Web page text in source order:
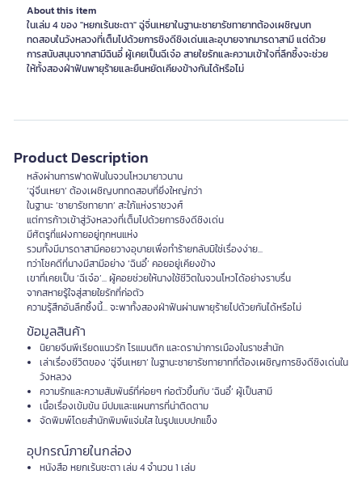
About this item
ในเล่ม 4 ของ "หยกเร้นชะตา" ฉู่จิ่นเหยาในฐานะชายารัชทายาทต้องเผชิญบท
ทดสอบในวังหลวงที่เต็มไปด้วยการชิงดีชิงเด่นและอุบายจากมารดาสามี แต่ด้วย
การสนับสนุนจากสามีฉินอี๋ ผู้เคยเป็นฉีเจ๋อ สายใยรักและความเข้าใจที่ลึกซึ้งจะช่วย
ให้ทั้งสองฝ่าฟันพายุร้ายและยืนหยัดเคียงข้างกันได้หรือไม่
Product Description
หลังผ่านการฟาดฟันในจวนโหวมายาวนาน
‘ฉู่จิ่นเหยา’ ต้องเผชิญบททดสอบที่ยิ่งใหญ่กว่า
ในฐานะ ‘ชายารัชทายาท’ สะใภ้แห่งราชวงศ์
แต่การก้าวเข้าสู่วังหลวงที่เต็มไปด้วยการชิงดีชิงเด่น
มีศัตรูที่แฝงกายอยู่ทุกหนแห่ง
รวมทั้งมีมารดาสามีคอยวางอุบายเพื่อทำร้ายกลับมิใช่เรื่องง่าย...
ทว่าโชคดีที่นางมีสามีอย่าง ‘ฉินอี๋’ คอยอยู่เคียงข้าง
เขาที่เคยเป็น ‘ฉีเจ๋อ’... ผู้คอยช่วยให้นางใช้ชีวิตในจวนโหวได้อย่างราบรื่น
จากสหายรู้ใจสู่สายใยรักที่ก่อตัว
ความรู้สึกอันลึกซึ้งนี้... จะพาทั้งสองฝ่าฟันผ่านพายุร้ายไปด้วยกันได้หรือไม่
ข้อมูลสินค้า
นิยายจีนพีเรียดแนวรัก โรแมนติก และดราม่าการเมืองในราชสำนัก
เล่าเรื่องชีวิตของ ‘ฉู่จิ่นเหยา’ ในฐานะชายารัชทายาทที่ต้องเผชิญการชิงดีชิงเด่นใน
วังหลวง
ความรักและความสัมพันธ์ที่ค่อยๆ ก่อตัวขึ้นกับ ‘ฉินอี๋’ ผู้เป็นสามี
เนื้อเรื่องเข้มข้น มีปมและแผนการที่น่าติดตาม
จัดพิมพ์โดยสำนักพิมพ์แจ่มใส ในรูปแบบปกแข็ง
อุปกรณ์ภายในกล่อง
หนังสือ หยกเร้นชะตา เล่ม 4 จำนวน 1 เล่ม